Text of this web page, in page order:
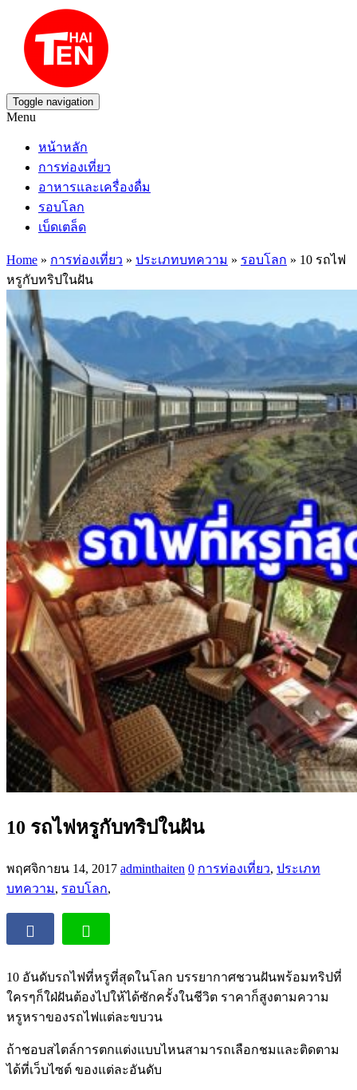
Toggle navigation
Menu
หน้าหลัก
การท่องเที่ยว
อาหารและเครื่องดื่ม
รอบโลก
เบ็ดเตล็ด
Home » การท่องเที่ยว » ประเภทบทความ » รอบโลก » 10 รถไฟ
หรูกับทริปในฝัน
10 รถไฟหรูกับทริปในฝัน
พฤศจิกายน 14, 2017 adminthaiten 0 การท่องเที่ยว, ประเภท
บทความ, รอบโลก,
10 อันดับรถไฟที่หรูที่สุดในโลก บรรยากาศชวนฝันพร้อมทริปที่
ใครๆก็ใฝ่ฝันต้องไปให้ได้ซักครั้งในชีวิต ราคาก็สูงตามความ
หรูหราของรถไฟแต่ละขบวน
ถ้าชอบสไตล์การตกแต่งแบบไหนสามารถเลือกชมและติดตาม
ได้ที่เว็บไซต์ ของแต่ละอันดับ